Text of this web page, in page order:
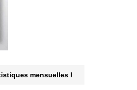
mensuelles !